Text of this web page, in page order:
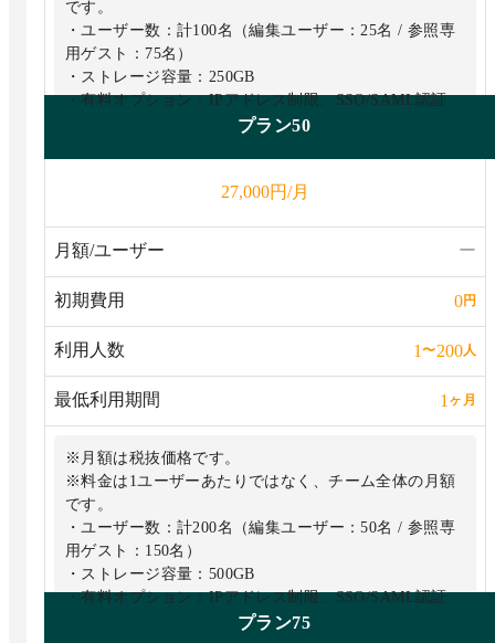
です。
・ユーザー数：計100名（編集ユーザー：25名 / 参照専
用ゲスト：75名）
・ストレージ容量：250GB
・有料オプション：IPアドレス制限、SSO/SAML認証
プラン50
27,000円/月
月額/ユーザー ー
初期費用 0円
利用人数 1〜200人
最低利用期間 1 ヶ月
※月額は税抜価格です。
※料金は1ユーザーあたりではなく、チーム全体の月額
です。
・ユーザー数：計200名（編集ユーザー：50名 / 参照専
用ゲスト：150名）
・ストレージ容量：500GB
・有料オプション：IPアドレス制限、SSO/SAML認証
プラン75